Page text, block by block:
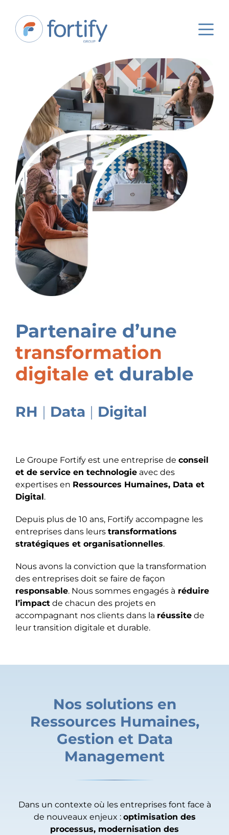
Partenaire d’une
transformation
digitale et durable
RH | Data | Digital
Le Groupe Fortify est une entreprise de conseil
et de service en technologie avec des
expertises en Ressources Humaines, Data et
Digital.
Depuis plus de 10 ans, Fortify accompagne les
entreprises dans leurs transformations
stratégiques et organisationnelles.
Nous avons la conviction que la transformation
des entreprises doit se faire de façon
responsable. Nous sommes engagés à réduire
l’impact de chacun des projets en
accompagnant nos clients dans la réussite de
leur transition digitale et durable.
Nos solutions en
Ressources Humaines,
Gestion et Data
Management
Dans un contexte où les entreprises font face à
de nouveaux enjeux : optimisation des
processus, modernisation des